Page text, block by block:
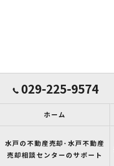
029-225-9574
ホーム
水戸の不動産売却･水戸不動産
売却相談センターのサポート